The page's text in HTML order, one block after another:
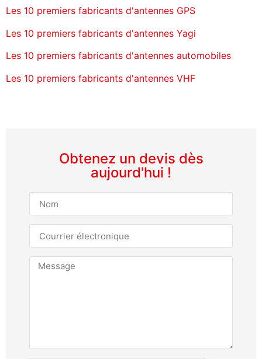
Les 10 premiers fabricants d'antennes GPS
Les 10 premiers fabricants d'antennes Yagi
Les 10 premiers fabricants d'antennes automobiles
Les 10 premiers fabricants d'antennes VHF
Obtenez un devis dès
aujourd'hui !